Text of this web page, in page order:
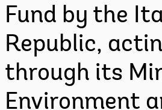
Fund by the
Republic,
through its
Environment